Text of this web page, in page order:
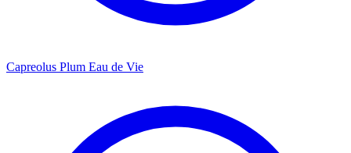
Capreolus Plum Eau de Vie